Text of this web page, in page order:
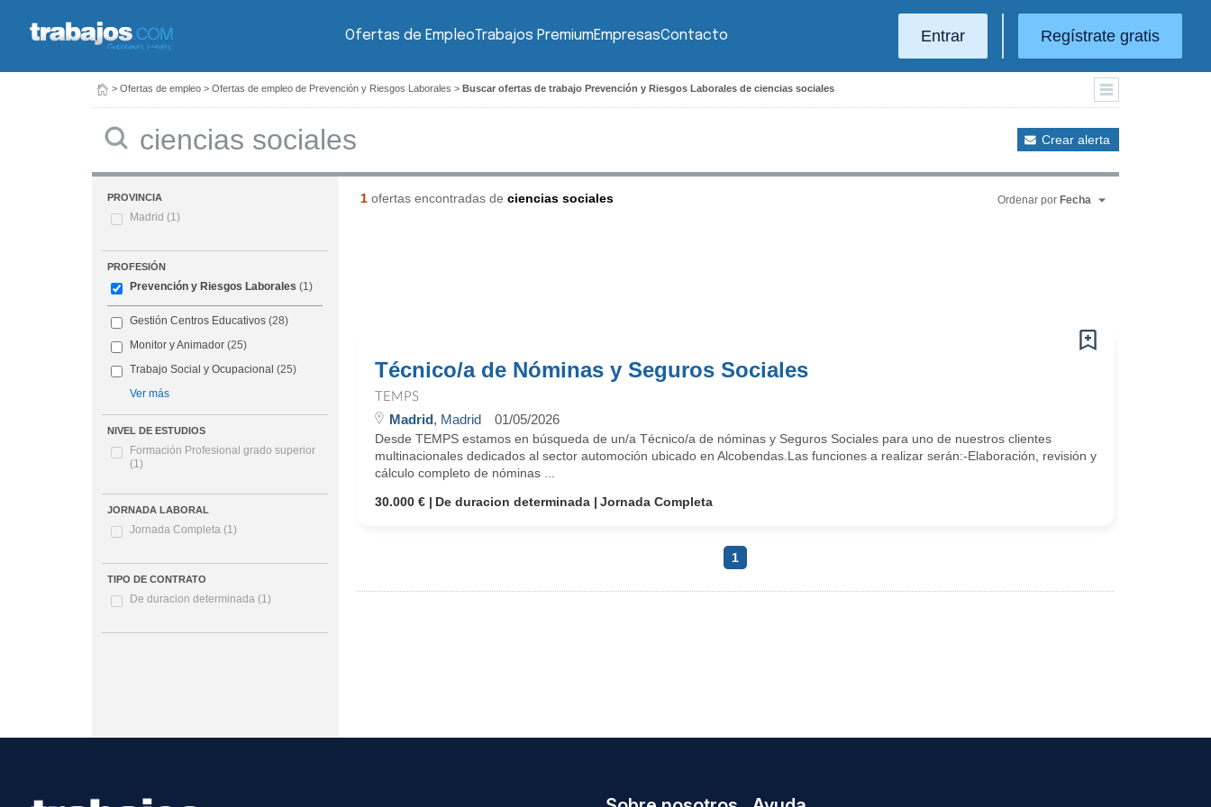
Ofertas de EmpleoTrabajos PremiumEmpresasContacto Entrar Regístrate gratis
> Ofertas de empleo > Ofertas de empleo de Prevención y Riesgos Laborales > Buscar ofertas de trabajo Prevención y Riesgos Laborales de ciencias sociales
Crear alerta
PROVINCIA
Madrid (1)
PROFESIÓN
Prevención y Riesgos Laborales (1)
Gestión Centros Educativos (28)
Monitor y Animador (25)
Trabajo Social y Ocupacional (25)
Ver más
NIVEL DE ESTUDIOS
Formación Profesional grado superior
(1)
JORNADA LABORAL
Jornada Completa (1)
TIPO DE CONTRATO
De duracion determinada (1)
1ofertas encontradas de ciencias sociales Ordenar por Fecha
Técnico/a de Nóminas y Seguros Sociales
TEMPS
Madrid, Madrid 01/05/2026
Desde TEMPS estamos en búsqueda de un/a Técnico/a de nóminas y Seguros Sociales para uno de nuestros clientes
multinacionales dedicados al sector automoción ubicado en Alcobendas.Las funciones a realizar serán:-Elaboración, revisión y
cálculo completo de nóminas ...
30.000 €
De duracion determinada Jornada Completa
1